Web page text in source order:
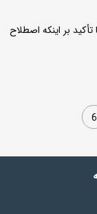
بر اینکه اصطلاح
6